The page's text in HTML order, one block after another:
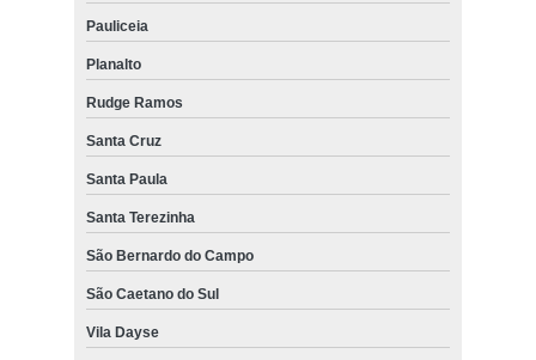
Pauliceia
Planalto
Rudge Ramos
Santa Cruz
Santa Paula
Santa Terezinha
São Bernardo do Campo
São Caetano do Sul
Vila Dayse